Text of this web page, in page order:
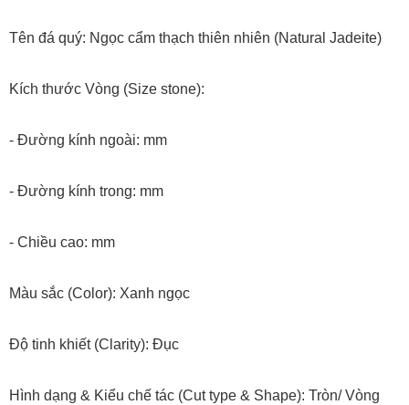
Tên đá quý: Ngọc cẩm thạch thiên nhiên (Natural Jadeite)
Kích thước Vòng (Size stone):
- Đường kính ngoài: mm
- Đường kính trong: mm
- Chiều cao: mm
Màu sắc (Color): Xanh ngọc
Độ tinh khiết (Clarity): Đục
Hình dạng & Kiểu chế tác (Cut type & Shape): Tròn/ Vòng